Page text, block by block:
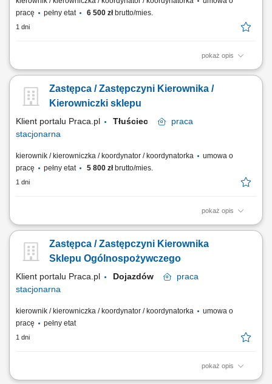
pracę
pełny etat 6 500 złbrutto/mies.
1 dni
pokaż opis
zarządzanie całokształtem działalności sklepu i nadzór nad jego
delegowanie zadań i wspieranie pracowników w realizacji celów,
monitorowanie wyników sprzedaży oraz wdrażanie działań
Zastępca / Zastępczyni Kierownika /
Kierowniczki sklepu
Klient portalu Praca.pl Tłuściec
praca
stacjonarna
kierownik / kierowniczka / koordynator / koordynatorka
umowa o
pracę
pełny etat 5 800 złbrutto/mies.
1 dni
pokaż opis
współpraca z Kierownikiem Sklepu w zapewnieniu sprawnego
sprzedażowego i wspieranie organizacji codziennych obowiązków,
udział w realizacji planów sprzedażowych oraz monitorowaniu wyników
Zastępca / Zastępczyni Kierownika
Sklepu Ogólnospożywczego
Klient portalu Praca.pl Dojazdów
praca
stacjonarna
kierownik / kierowniczka / koordynator / koordynatorka
umowa o
pracę
pełny etat
1 dni
pokaż opis
Wspieranie kierownika w organizacji codziennej pracy sklepu i